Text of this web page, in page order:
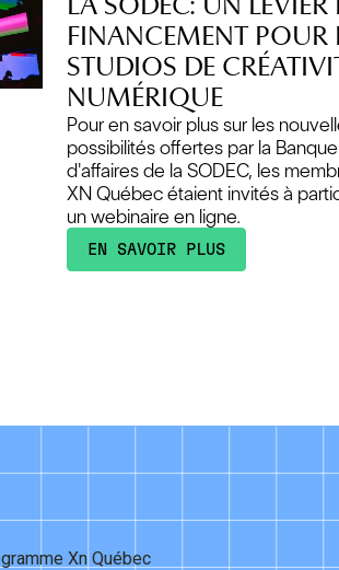
FINANCEMENT POUR
STUDIOS DE
NUMÉRIQUE
Pour en savoir plus sur les
possibilités offertes par la Banque
d'affaires de la SODEC, les
XN Québec étaient invités à
un webinaire en ligne.
EN SAVOIR PLUS